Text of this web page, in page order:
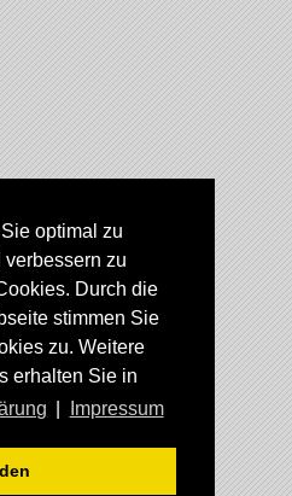
optimal zu
zu
Durch die
stimmen Sie
zu. Weitere
erhalten Sie in
Impressum